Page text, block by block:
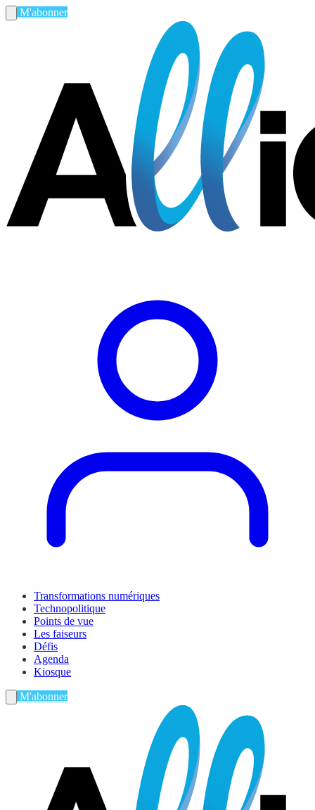
M'abonner
Transformations numériques
Technopolitique
Points de vue
Les faiseurs
Défis
Agenda
Kiosque
M'abonner